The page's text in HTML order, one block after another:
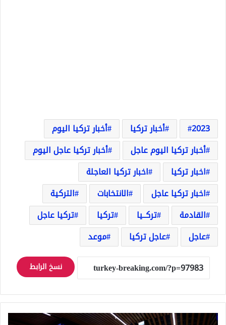
2023 أخبار تركيا
أخبار تركيا اليوم
أخبار تركيا اليوم عاجل
أخبار تركيا عاجل اليوم
اخبار تركيا
اخبار تركيا العاجلة
اخبار تركيا عاجل
الانتخابات
التركية
القادمة
تركــيا تركيا
تركيا عاجل
عاجل
عاجل تركيا موعد
نسخ الرابط
بورصة